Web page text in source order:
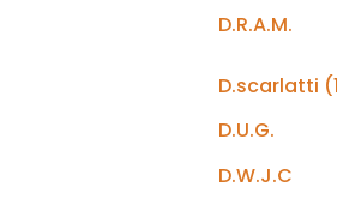
D.R.A.M.
D.scarlatti
D.U.G.
D.W.J.C